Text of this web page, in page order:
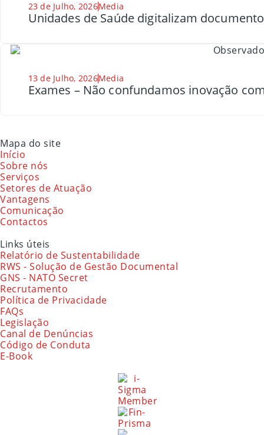
23 de Julho, 2026Media
Unidades de Saúde digitalizam
13 de Julho, 2026Media
Exames – Não confundamos inovação
Mapa do site
Início
Sobre nós
Serviços
Setores de Atuação
Vantagens
Comunicação
Contactos
Links úteis
Relatório de Sustentabilidade
RWS - Solução de Gestão Documental
GNS - NATO Secret
Recrutamento
Política de Privacidade
FAQs
Legislação
Canal de Denúncias
Código de Conduta
E-Book